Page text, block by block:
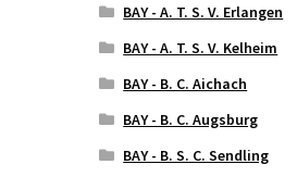
BAY - A. T. S. V. Erlangen
BAY - A. T. S. V. Kelheim
BAY - B. C. Aichach
BAY - B. C. Augsburg
BAY - B. S. C. Sendling